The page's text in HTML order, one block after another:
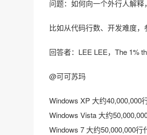
问题：如何向一个外行人解释
比如从代码行数、开发难度
回答者：LEE LEE，The 1%
@可可苏玛
Windows XP 大约40,000,000
Windows Vista 大约50,000,000
Windows 7 大约50,000,000行